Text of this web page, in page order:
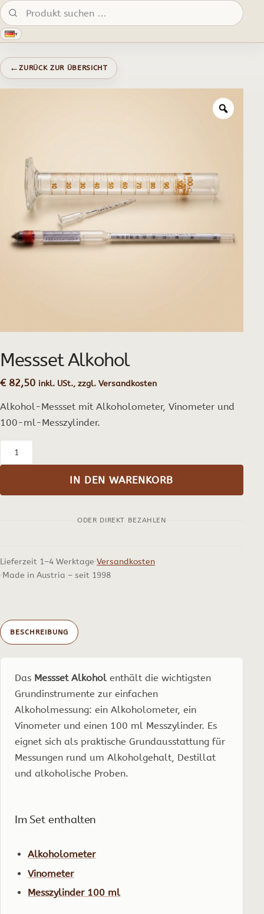
Produkte suchen:
▾
←ZURÜCK ZUR ÜBERSICHT
Messset Alkohol
€82,50 inkl. USt., zzgl. Versandkosten
Alkohol-Messset mit Alkoholometer, Vinometer und
100-ml-Messzylinder.
Menge
IN DEN WARENKORB
ODER DIREKT BEZAHLEN
Lieferzeit 1–4 Werktage Versandkosten
Made in Austria – seit 1998
BESCHREIBUNG
Das Messset Alkohol enthält die wichtigsten
Grundinstrumente zur einfachen
Alkoholmessung: ein Alkoholometer, ein
Vinometer und einen 100 ml Messzylinder. Es
eignet sich als praktische Grundausstattung für
Messungen rund um Alkoholgehalt, Destillat
und alkoholische Proben.
Im Set enthalten
Alkoholometer
Vinometer
Messzylinder 100 ml